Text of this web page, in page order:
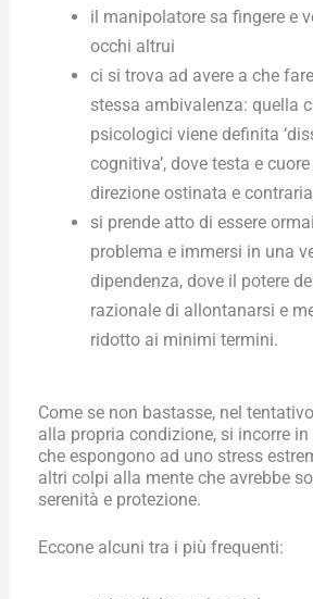
il manipolatore sa fingere e
occhi altrui
ci si trova ad avere a che
stessa ambivalenza: quella
psicologici viene definita
cognitiva’, dove testa e
direzione ostinata e
si prende atto di essere
problema e immersi in una
dipendenza, dove il potere
razionale di allontanarsi e
ridotto ai minimi termini.
Come se non bastasse, nel
alla propria condizione, si incorre
che espongono ad uno stress
altri colpi alla mente che avrebbe
serenità e protezione.
Eccone alcuni tra i più frequenti: